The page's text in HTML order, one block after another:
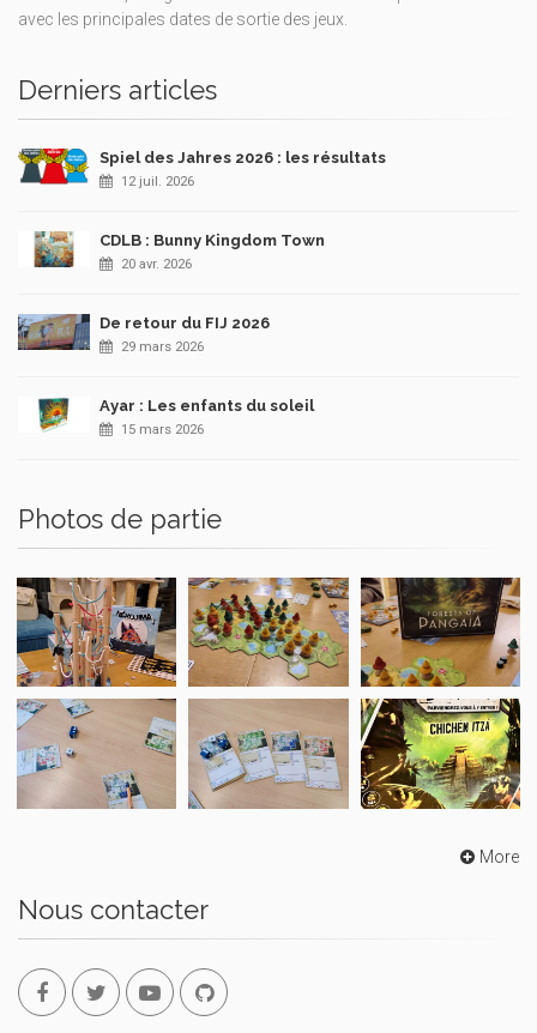
avec les principales dates de sortie des jeux.
Derniers articles
Spiel des Jahres 2026 : les résultats
12 juil. 2026
CDLB : Bunny Kingdom Town
20 avr. 2026
De retour du FIJ 2026
29 mars 2026
Ayar : Les enfants du soleil
15 mars 2026
Photos de partie
More
Nous contacter